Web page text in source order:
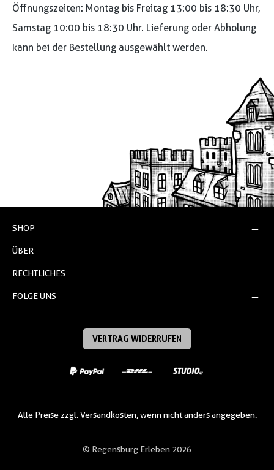
Öffnungszeiten: Montag bis Freitag 13:00 bis 18:30 Uhr,
Samstag 10:00 bis 18:30 Uhr. Lieferung oder Abholung
kann bei der Bestellung ausgewählt werden.
SHOP
ÜBER
RECHTLICHES
FOLGE UNS
VERTRAG WIDERRUFEN
Alle Preise zzgl. Versandkosten, wenn nicht anders angegeben.
© Regensburg Erleben 2026